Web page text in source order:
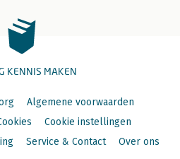
KENNIS MAKEN
Algemene voorwaarden
Cookie instellingen
Service & Contact Over ons